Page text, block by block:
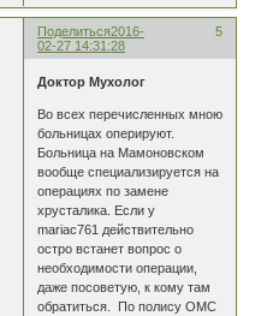
Поделиться 5
2016-
02-27 14:31:28
Доктор Мухолог
Во всех перечисленных мною
больницах оперируют.
Больница на Мамоновском
вообще специализируется на
операциях по замене
хрусталика. Если у
mariac761 действительно
остро встанет вопрос о
необходимости операции,
даже посоветую, к кому там
обратиться. По полису ОМС